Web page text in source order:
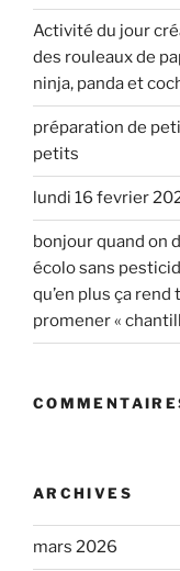
Activité du jour
des rouleaux de
ninja, panda et
préparation de
petits
lundi 16 fevrier
bonjour quand on
écolo sans
qu’en plus ça
promener «
ARCHIVES
mars 2026